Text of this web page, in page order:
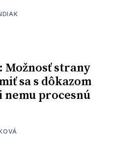
Možnosť strany
sa s dôkazom
procesnú